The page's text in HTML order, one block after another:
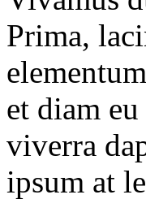
Prima,
et diam
viverra
ipsum at